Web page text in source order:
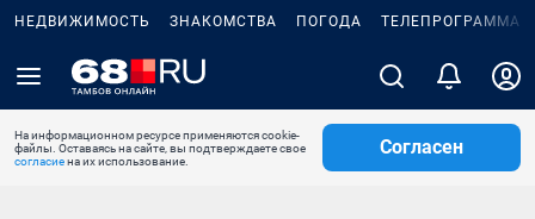
НЕДВИЖИМОСТЬ ЗНАКОМСТВА ПОГОДА ТЕЛЕПРОГРАММА
На информационном ресурсе применяются cookie-
файлы. Оставаясь на сайте, вы подтверждаете свое
согласиена их использование.
Согласен